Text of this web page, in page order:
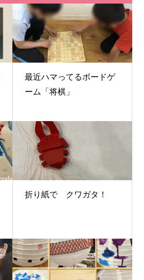
最近ハマってるボードゲ
ーム「将棋」
折り紙で クワガタ！